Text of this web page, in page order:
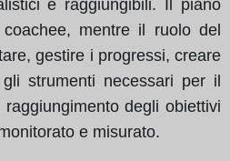
e raggiungibili. Il piano
mentre il ruolo del
gestire i progressi, creare
strumenti necessari per il
degli obiettivi
e misurato.